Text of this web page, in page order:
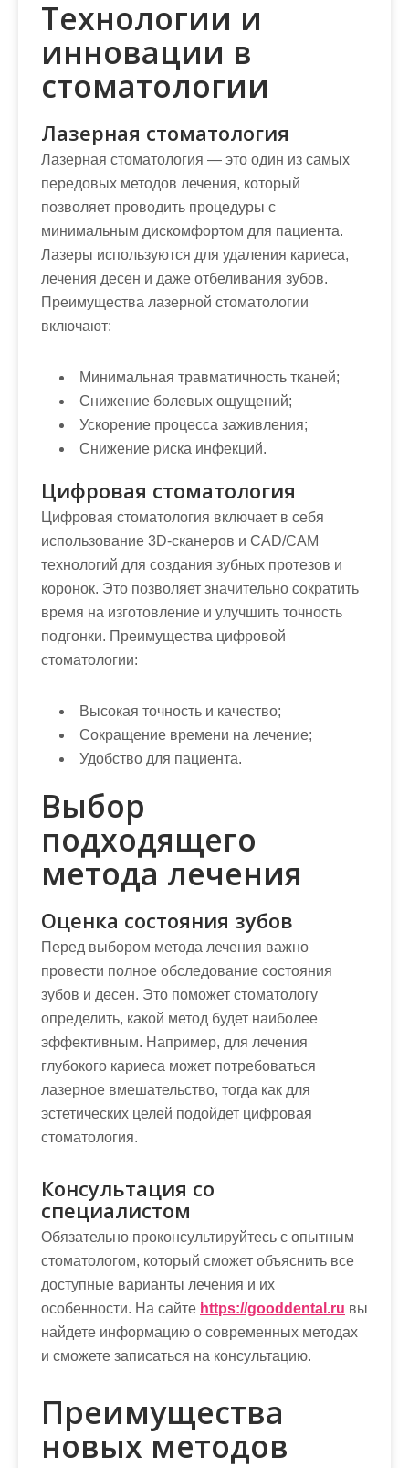
Технологии и
инновации в
стоматологии
Лазерная стоматология
Лазерная стоматология — это один из самых
передовых методов лечения, который
позволяет проводить процедуры с
минимальным дискомфортом для пациента.
Лазеры используются для удаления кариеса,
лечения десен и даже отбеливания зубов.
Преимущества лазерной стоматологии
включают:
Минимальная травматичность тканей;
Снижение болевых ощущений;
Ускорение процесса заживления;
Снижение риска инфекций.
Цифровая стоматология
Цифровая стоматология включает в себя
использование 3D-сканеров и CAD/CAM
технологий для создания зубных протезов и
коронок. Это позволяет значительно сократить
время на изготовление и улучшить точность
подгонки. Преимущества цифровой
стоматологии:
Высокая точность и качество;
Сокращение времени на лечение;
Удобство для пациента.
Выбор
подходящего
метода лечения
Оценка состояния зубов
Перед выбором метода лечения важно
провести полное обследование состояния
зубов и десен. Это поможет стоматологу
определить, какой метод будет наиболее
эффективным. Например, для лечения
глубокого кариеса может потребоваться
лазерное вмешательство, тогда как для
эстетических целей подойдет цифровая
стоматология.
Консультация со
специалистом
Обязательно проконсультируйтесь с опытным
стоматологом, который сможет объяснить все
доступные варианты лечения и их
особенности. На сайте https://gooddental.ru вы
найдете информацию о современных методах
и сможете записаться на консультацию.
Преимущества
новых методов